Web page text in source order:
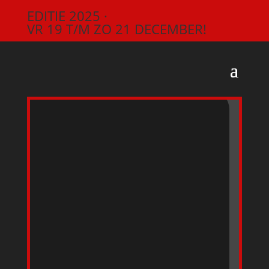
EDITIE 2025 ·
VR 19 T/M ZO 21 DECEMBER!